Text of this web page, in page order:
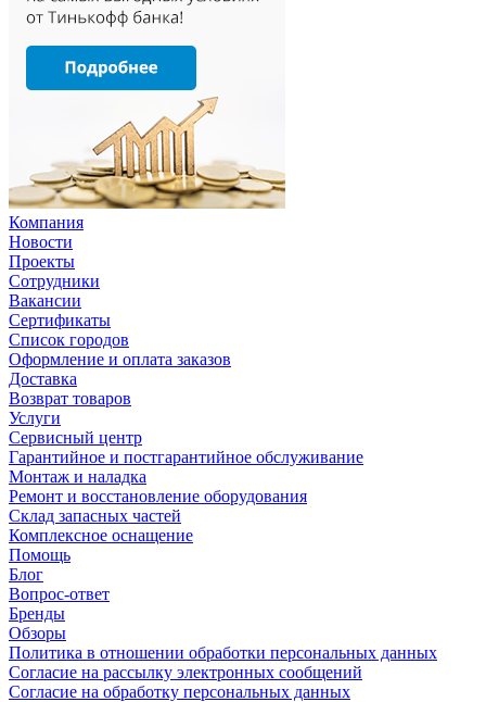
Компания
Новости
Проекты
Сотрудники
Вакансии
Сертификаты
Список городов
Оформление и оплата заказов
Доставка
Возврат товаров
Услуги
Сервисный центр
Гарантийное и постгарантийное обслуживание
Монтаж и наладка
Ремонт и восстановление оборудования
Склад запасных частей
Комплексное оснащение
Помощь
Блог
Вопрос-ответ
Бренды
Обзоры
Политика в отношении обработки персональных данных
Согласие на рассылку электронных сообщений
Согласие на обработку персональных данных